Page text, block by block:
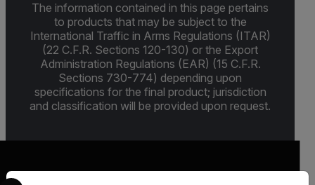
The information contained in this page pertains
to products that may be subject to the
International Traffic in Arms Regulations (ITAR)
(22 C.F.R. Sections 120-130) or the Export
Administration Regulations (EAR) (15 C.F.R.
Sections 730-774) depending upon
specifications for the final product; jurisdiction
and classification will be provided upon request.
Select your preferred country and language from the